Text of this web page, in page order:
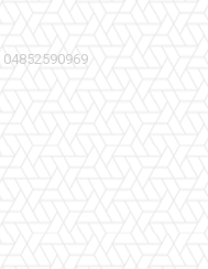
04852590969